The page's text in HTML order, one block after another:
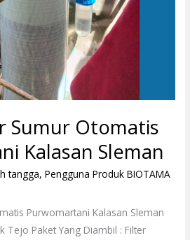
Sumur Otomatis
Kalasan Sleman
tangga,Pengguna Produk BIOTAMA
Purwomartani Kalasan Sleman
Tejo Paket Yang Diambil : Filter